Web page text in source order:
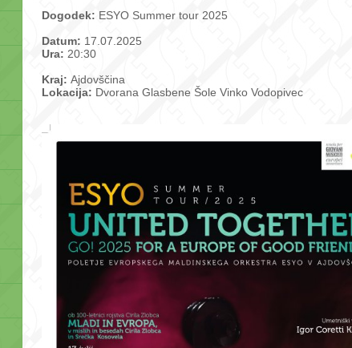
Dogodek: ESYO Summer tour 2025
Datum: 17.07.2025
Ura: 20:30
Kraj: Ajdovščina
Lokacija: Dvorana Glasbene Šole Vinko Vodopivec